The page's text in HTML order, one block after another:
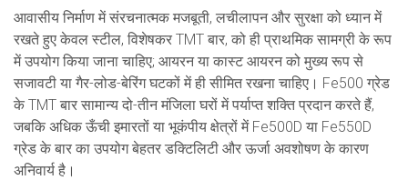
आवासीय निर्माण में संरचनात्मक मजबूती, लचीलापन और सुरक्षा को ध्यान में
रखते हुए केवल स्टील, विशेषकर TMT बार, को ही प्राथमिक सामग्री के रूप
में उपयोग किया जाना चाहिए; आयरन या कास्ट आयरन को मुख्य रूप से
सजावटी या गैर-लोड-बेरिंग घटकों में ही सीमित रखना चाहिए। Fe500 ग्रेड
के TMT बार सामान्य दो-तीन मंजिला घरों में पर्याप्त शक्ति प्रदान करते हैं,
जबकि अधिक ऊँची इमारतों या भूकंपीय क्षेत्रों में Fe500D या Fe550D
ग्रेड के बार का उपयोग बेहतर डक्टिलिटी और ऊर्जा अवशोषण के कारण
अनिवार्य है।